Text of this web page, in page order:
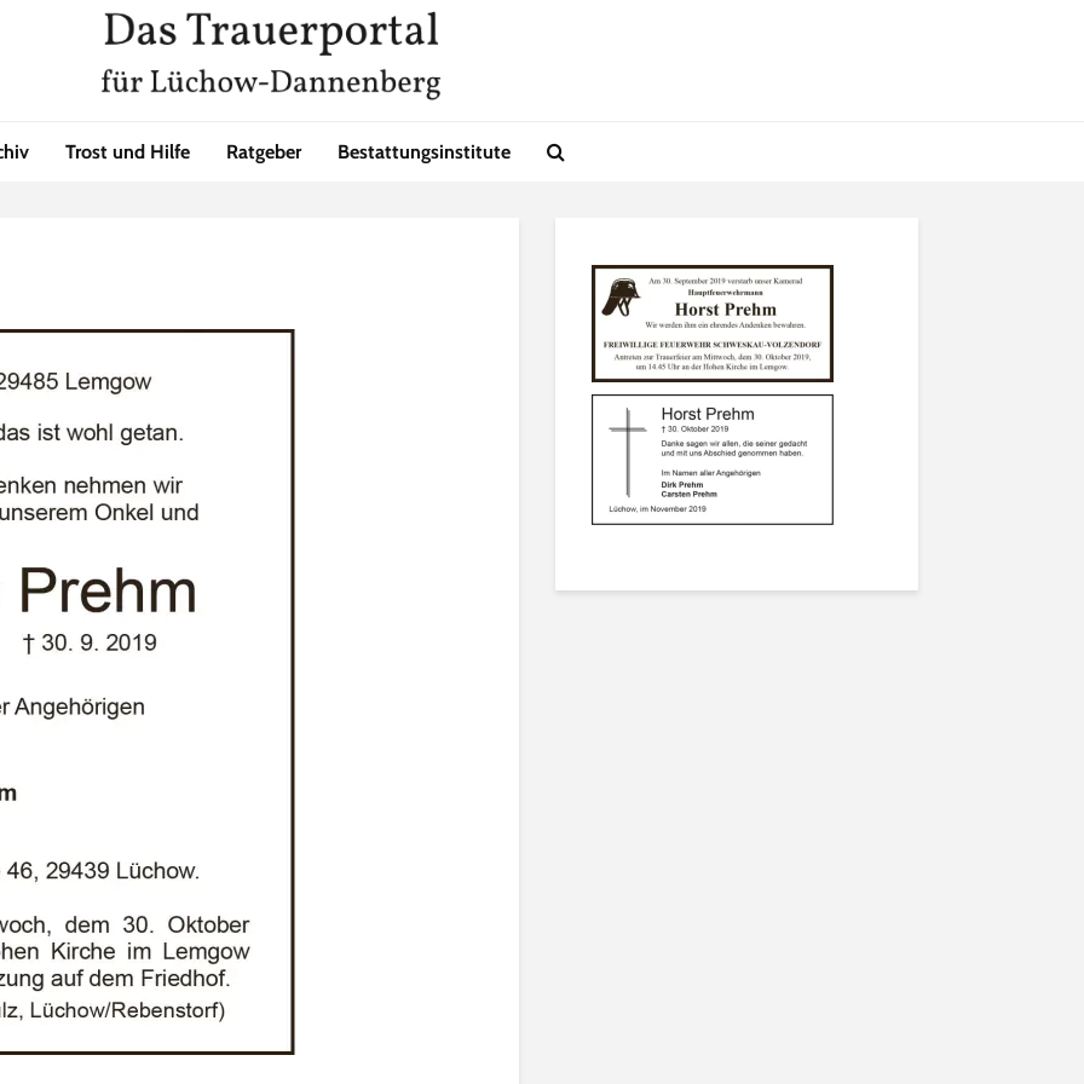
Trost und Hilfe Ratgeber Bestattungsinstitute